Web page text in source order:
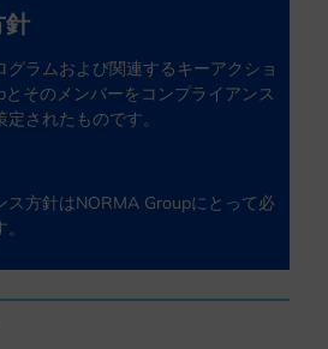
針
ラムおよび関連するキーアクショ
そのメンバーをコンプライアンス
されたものです。
ス方針はNORMA Groupにとって必